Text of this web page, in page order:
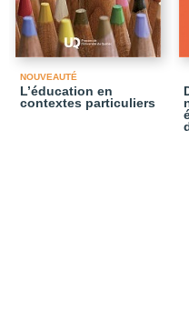
NOUVEAUTÉ
L’éducation en
contextes particuliers